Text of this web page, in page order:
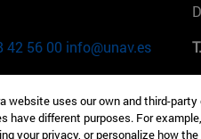
42 56 00 info@unav.es
T.
Cerro Águila 3 28023
website uses our own and third-
have different purposes. For
your privacy, or personalize how